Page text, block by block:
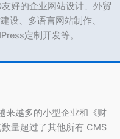
好的企业网站设计、外贸
设、多语言网站制作、
定制开发等。
来越多的小型企业和《财
量超过了其他所有 CMS